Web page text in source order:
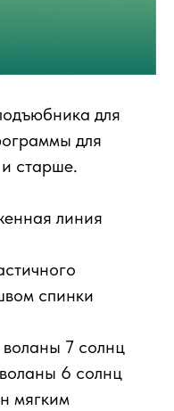
для
для
старше.
линия
спинки
7 солнц
6 солнц
мягким